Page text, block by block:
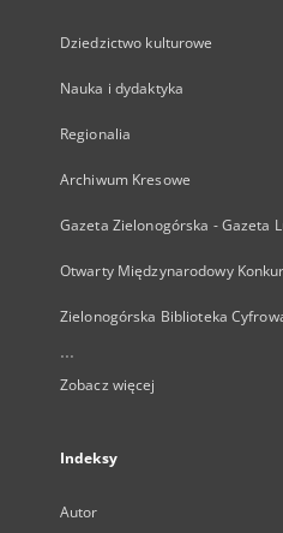
Dziedzictwo kulturowe
Nauka i dydaktyka
Regionalia
Archiwum Kresowe
Gazeta Zielonogórska - Gazeta
Otwarty Międzynarodowy
Zielonogórska Biblioteka
...
Zobacz więcej
Indeksy
Autor